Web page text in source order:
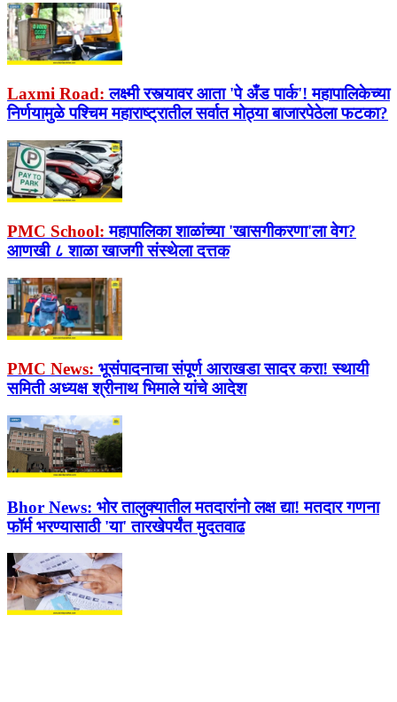
Laxmi Road: लक्ष्मी रस्त्यावर आता 'पे अँड पार्क'! महापालिकेच्या
निर्णयामुळे पश्चिम महाराष्ट्रातील सर्वात मोठ्या बाजारपेठेला फटका?
PMC School: महापालिका शाळांच्या 'खासगीकरणा'ला वेग?
आणखी ८ शाळा खाजगी संस्थेला दत्तक
PMC News: भूसंपादनाचा संपूर्ण आराखडा सादर करा! स्थायी
समिती अध्यक्ष श्रीनाथ भिमाले यांचे आदेश
Bhor News: भोर तालुक्यातील मतदारांनो लक्ष द्या! मतदार गणना
फॉर्म भरण्यासाठी 'या' तारखेपर्यंत मुदतवाढ